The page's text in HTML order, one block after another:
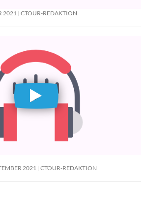
2021 CTOUR-REDAKTION
2021 CTOUR-REDAKTION